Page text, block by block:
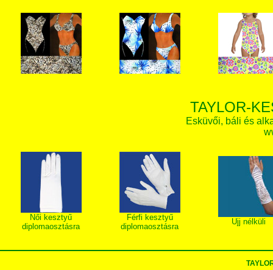
TAYLOR-
Esküvői, báli és
Női kesztyű
diplomaosztásra
Férfi kesztyű
diplomaosztásra
Ujj nélküli